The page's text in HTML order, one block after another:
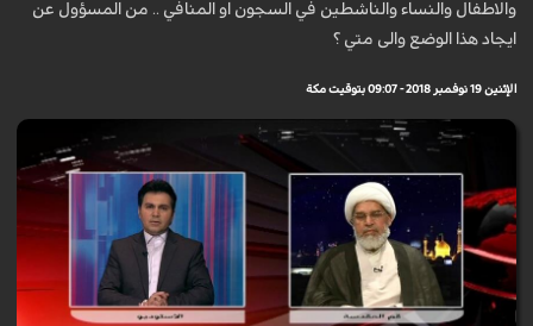
والاطفال والنساء والناشطين في السجون او المنافي .. من المسؤول عن
ايجاد هذا الوضع والى متي ؟
الإثنين 19 نوفمبر 2018 - 09:07 بتوقيت مكة